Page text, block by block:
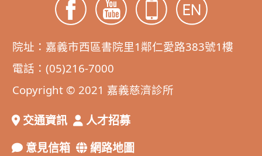
院址：嘉義市西區書院里1鄰仁愛路383號1樓
電話：(05)216-7000
Copyright © 2021 嘉義慈濟診所
交通資訊
人才招募
意見信箱
網路地圖